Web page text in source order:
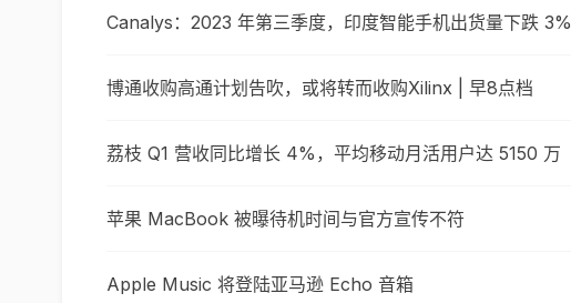
Canalys：2023 年第三季度，印度智能手机出货量下跌 3%
博通收购高通计划告吹，或将转而收购Xilinx | 早8点档
荔枝 Q1 营收同比增长 4%，平均移动月活用户达 5150 万
苹果 MacBook 被曝待机时间与官方宣传不符
Apple Music 将登陆亚马逊 Echo 音箱